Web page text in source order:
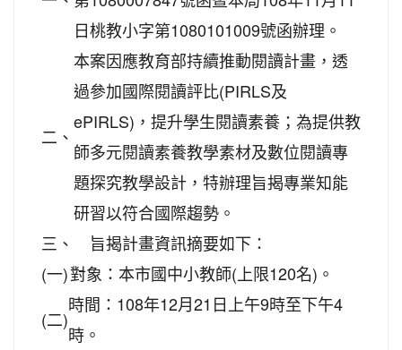
日桃教小字第1080101009號函辦理。
二、
本案因應教育部持續推動閱讀計畫，透
過參加國際閱讀評比(PIRLS及
ePIRLS)，提升學生閱讀素養；為提供教
師多元閱讀素養教學素材及數位閱讀專
題探究教學設計，特辦理旨揭專業知能
研習以符合國際趨勢。
三、
旨揭計畫資訊摘要如下：
(一)對象：本市國中小教師(上限120名)。
(二)
時間：108年12月21日上午9時至下午4
時。